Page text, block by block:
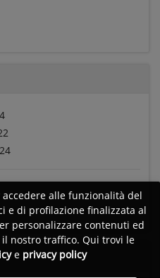
alle funzionalità del
e di profilazione finalizzata al
personalizzare contenuti ed
nostro traffico. Qui trovi le
e privacy policy